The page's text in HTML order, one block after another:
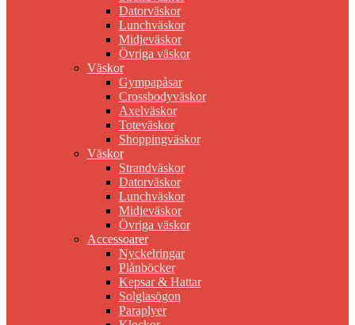
Datorväskor
Lunchväskor
Midjeväskor
Övriga väskor
Väskor
Gympapåsar
Crossbodyväskor
Axelväskor
Toteväskor
Shoppingväskor
Väskor
Strandväskor
Datorväskor
Lunchväskor
Midjeväskor
Övriga väskor
Accessoarer
Nyckelringar
Plånböcker
Kepsar & Hattar
Solglasögon
Paraplyer